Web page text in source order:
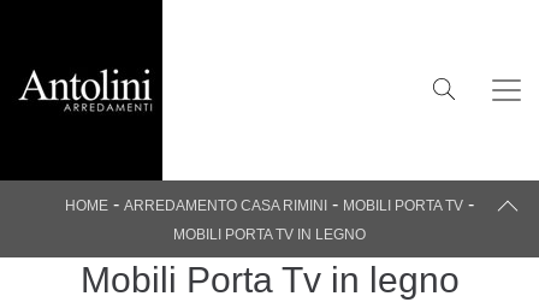
HOME - ARREDAMENTO CASA RIMINI - MOBILI PORTA TV -
MOBILI PORTA TV IN LEGNO
Mobili Porta Tv in legno